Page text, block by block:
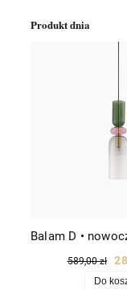
Produkt dnia
589,00 zł
Do